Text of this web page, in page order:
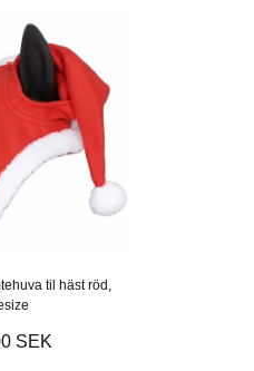
til häst röd,
SEK